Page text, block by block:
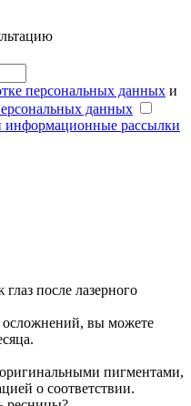
персональных данных и
данных
информационные рассылки
после лазерного
осложнений, вы можете
пигментами,
о соответствии.